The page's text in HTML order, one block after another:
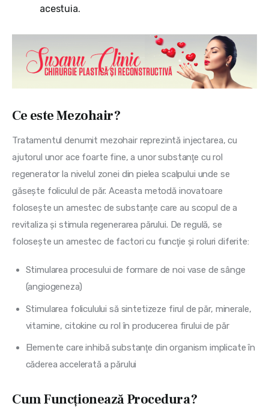
acestuia.
Ce este Mezohair?
Tratamentul denumit mezohair reprezintă injectarea, cu
ajutorul unor ace foarte fine, a unor substanţe cu rol
regenerator la nivelul zonei din pielea scalpului unde se
găseşte foliculul de păr. Aceasta metodă inovatoare
folosește un amestec de substanțe care au scopul de a
revitaliza și stimula regenerarea părului. De regulă, se
foloseşte un amestec de factori cu funcţie şi roluri diferite:
Stimularea procesului de formare de noi vase de sânge
(angiogeneza)
Stimularea foliculului să sintetizeze firul de păr, minerale,
vitamine, citokine cu rol în producerea firului de păr
Elemente care inhibă substanţe din organism implicate în
căderea accelerată a părului
Cum Funcționează Procedura?